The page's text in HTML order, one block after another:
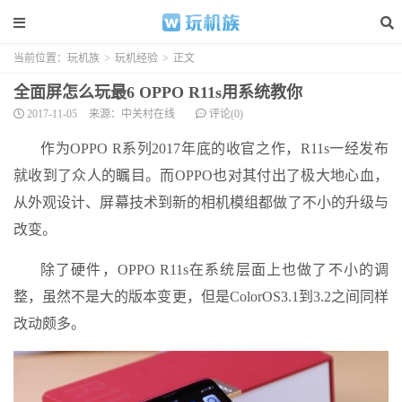
当前位置： 玩机族 > 玩机经验 > 正文
全面屏怎么玩最6 OPPO R11s用系统教你
2017-11-05 来源：中关村在线 评论(0)
作为OPPO R系列2017年底的收官之作，R11s一经发布
就收到了众人的瞩目。而OPPO也对其付出了极大地心血，
从外观设计、屏幕技术到新的相机模组都做了不小的升级与
改变。
除了硬件，OPPO R11s在系统层面上也做了不小的调
整，虽然不是大的版本变更，但是ColorOS3.1到3.2之间同样
改动颇多。